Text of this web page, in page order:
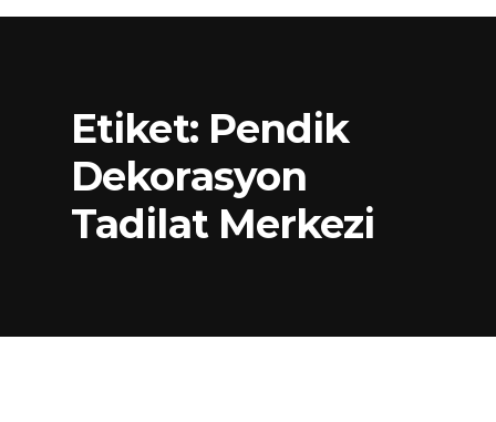
Etiket: Pendik
Dekorasyon
Tadilat Merkezi